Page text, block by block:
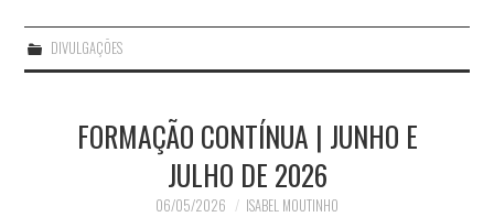
DIVULGAÇÕES
FORMAÇÃO CONTÍNUA | JUNHO E
JULHO DE 2026
06/05/2026 ISABEL MOUTINHO